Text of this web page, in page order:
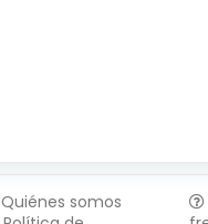
Quiénes somos